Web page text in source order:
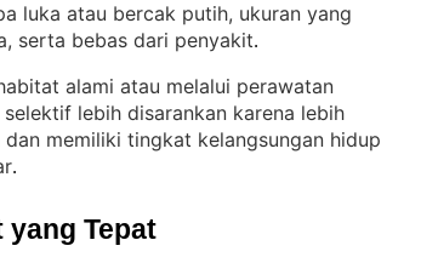
luka atau bercak putih, ukuran yang
serta bebas dari penyakit.
alami atau melalui perawatan
lebih disarankan karena lebih
memiliki tingkat kelangsungan hidup
.
yang Tepat